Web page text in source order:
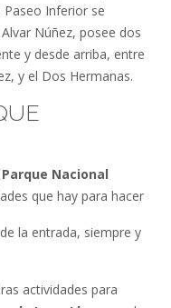
Paseo Inferior se
Núñez, posee dos
y desde arriba, entre
y el Dos Hermanas.
Parque Nacional
que hay para hacer
la entrada, siempre y
actividades para